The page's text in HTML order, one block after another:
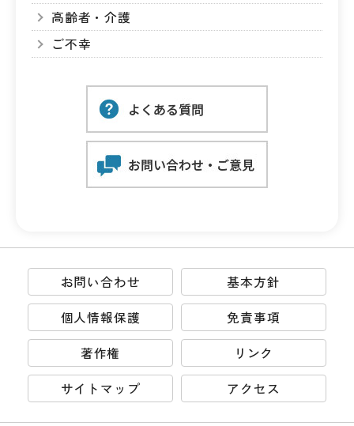
高齢者・介護
ご不幸
お問い合わせ
基本方針
個人情報保護
免責事項
著作権
リンク
サイトマップ
アクセス